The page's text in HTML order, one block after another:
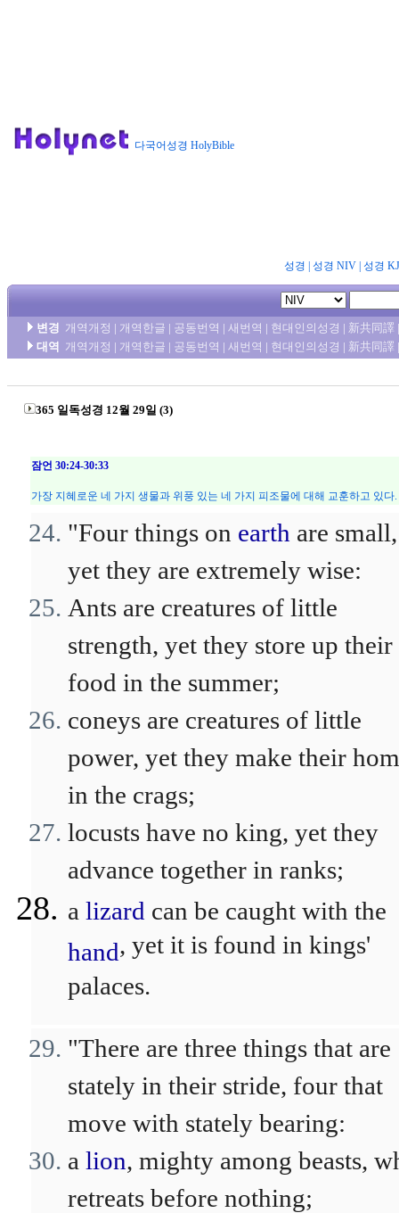
다국어성경 HolyBible
성경 성경 NIV| 성경
변경 개역개정 | 개역한글 | 공동번역 | 새번역 | 현대인의성경 | 新共同譯
대역
개역개정 | 개역한글 | 공동번역 | 새번역 | 현대인의성경 | 新共同譯
365 일독성경 12월 29일 (3)
잠언 30:24-30:33
가장 지혜로운 네 가지 생물과 위풍 있는 네 가지 피조물에 대해 교훈하고 있다.
"Four things on earth are small,
yet they are extremely wise:
Ants are creatures of little
strength, yet they store up their
food in the summer;
coneys are creatures of little
power, yet they make their
in the crags;
locusts have no king, yet they
advance together in ranks;
a lizard can be caught with the
hand, yet it is found in kings'
palaces.
"There are three things that are
stately in their stride, four that
move with stately bearing:
a lion, mighty among beasts,
retreats before nothing;